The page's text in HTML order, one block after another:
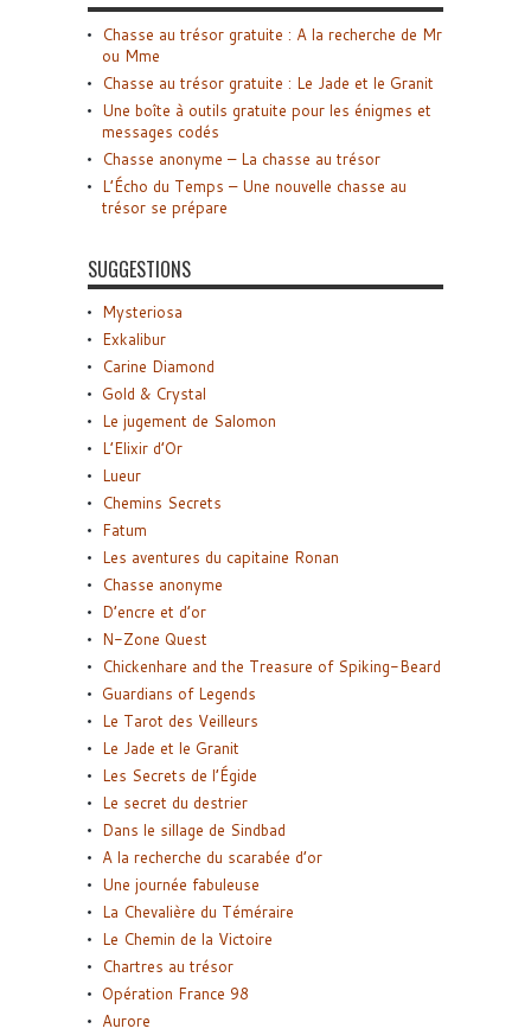
Chasse au trésor gratuite : A la recherche de Mr
ou Mme
Chasse au trésor gratuite : Le Jade et le Granit
Une boîte à outils gratuite pour les énigmes et
messages codés
Chasse anonyme – La chasse au trésor
L’Écho du Temps – Une nouvelle chasse au
trésor se prépare
SUGGESTIONS
Mysteriosa
Exkalibur
Carine Diamond
Gold & Crystal
Le jugement de Salomon
L’Elixir d’Or
Lueur
Chemins Secrets
Fatum
Les aventures du capitaine Ronan
Chasse anonyme
D’encre et d’or
N-Zone Quest
Chickenhare and the Treasure of Spiking-Beard
Guardians of Legends
Le Tarot des Veilleurs
Le Jade et le Granit
Les Secrets de l’Égide
Le secret du destrier
Dans le sillage de Sindbad
A la recherche du scarabée d’or
Une journée fabuleuse
La Chevalière du Téméraire
Le Chemin de la Victoire
Chartres au trésor
Opération France 98
Aurore